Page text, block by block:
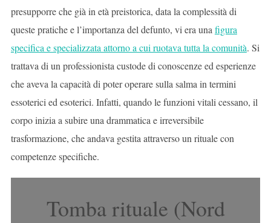
presupporre che già in età preistorica, data la complessità di
queste pratiche e l’importanza del defunto, vi era una figura
specifica e specializzata attorno a cui ruotava tutta la comunità. Si
trattava di un professionista custode di conoscenze ed esperienze
che aveva la capacità di poter operare sulla salma in termini
essoterici ed esoterici. Infatti, quando le funzioni vitali cessano, il
corpo inizia a subire una drammatica e irreversibile
trasformazione, che andava gestita attraverso un rituale con
competenze specifiche.
Tomba rituale (Nord